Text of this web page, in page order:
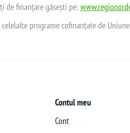
de finanțare găsești pe:
programe cofinanțate de
Contul meu
Cont